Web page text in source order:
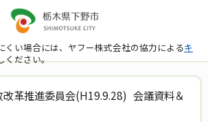
くい場合には、ヤフー株式会社の協力によるキ
ください。
革推進委員会(H19.9.28) 会議資料＆